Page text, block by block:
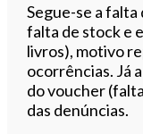
Segue-se a
falta de stock e
livros), motivo
ocorrências. Já
do voucher
das denúncias.